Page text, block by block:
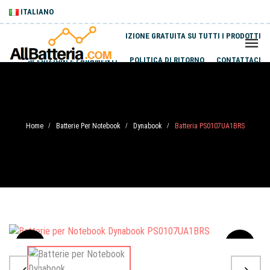
ITALIANO
SPEDIZIONE GRATUITA SU TUTTI I PRODOTTI
SPEDIZIONI E PAGAMENTI POLITICA DI RITORNO CONTATTACI
Home / Batterie Per Notebook / Dynabook / Batteria PS0107UA1BRS
Sale